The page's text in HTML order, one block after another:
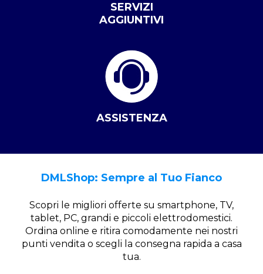
SERVIZI
AGGIUNTIVI
ASSISTENZA
DMLShop: Sempre al Tuo Fianco
Scopri le migliori offerte su smartphone, TV,
tablet, PC, grandi e piccoli elettrodomestici.
Ordina online e ritira comodamente nei nostri
punti vendita o scegli la consegna rapida a casa
tua.